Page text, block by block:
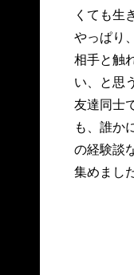
くても生
やっぱり
相手と触
い、と思
友達同士
も、誰か
の経験談
集めまし